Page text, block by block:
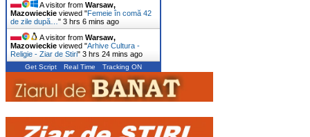
A visitor from Warsaw,
Mazowieckie viewed "Femeie în comă 42
de zile după…" 3 hrs 6 mins ago
A visitor from Warsaw,
Mazowieckie viewed "Arhive Cultura -
Religie - Ziar de Stiri" 3 hrs 24 mins ago
Get Script Real Time Tracking ON